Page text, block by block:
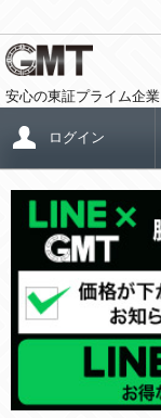
安心の東証プライム企業
ログイン